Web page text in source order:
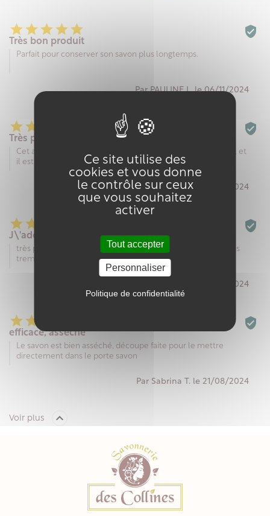
Ce site utilise des
cookies et vous donne
le contrôle sur ceux
que vous souhaitez
activer
Tout accepter
Personnaliser
Politique de confidentialité

Très bon produit
Parfait pour conserver son savon plus longtemps.

Par PAULINE L. le 06/11/2024

Très pratique
Cet article permet de conserver les savons plus longtemps, et
il est lavable.

Par Florence T. le 18/10/2024

J\'adore
très pratique bien que un peu difficile à nettoyer (donc je fais
tremper dans bicarbonate avant passage en machine)

Par Sandra J. le 02/09/2024

efficace, assèche
Le savon est bien asséché, découpe faite pour le mettre
directement dans le porte savon

Par Sabrina T. le 21/08/2024
Voir plus 